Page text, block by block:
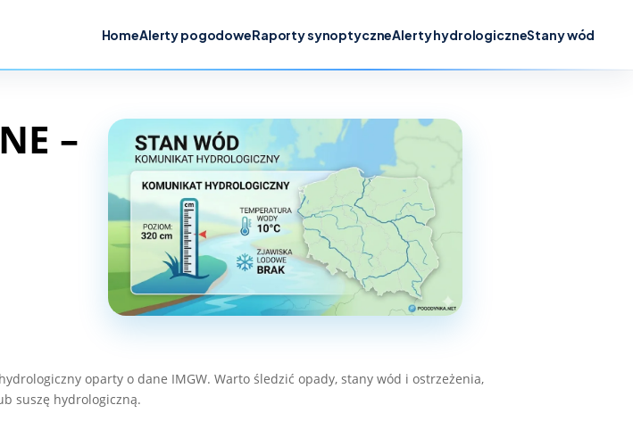
HomeAlerty pogodoweRaporty synoptyczneAlerty hydrologiczneStany wód
–
oparty o dane IMGW. Warto śledzić opady, stany wód i ostrzeżenia,
suszę hydrologiczną.